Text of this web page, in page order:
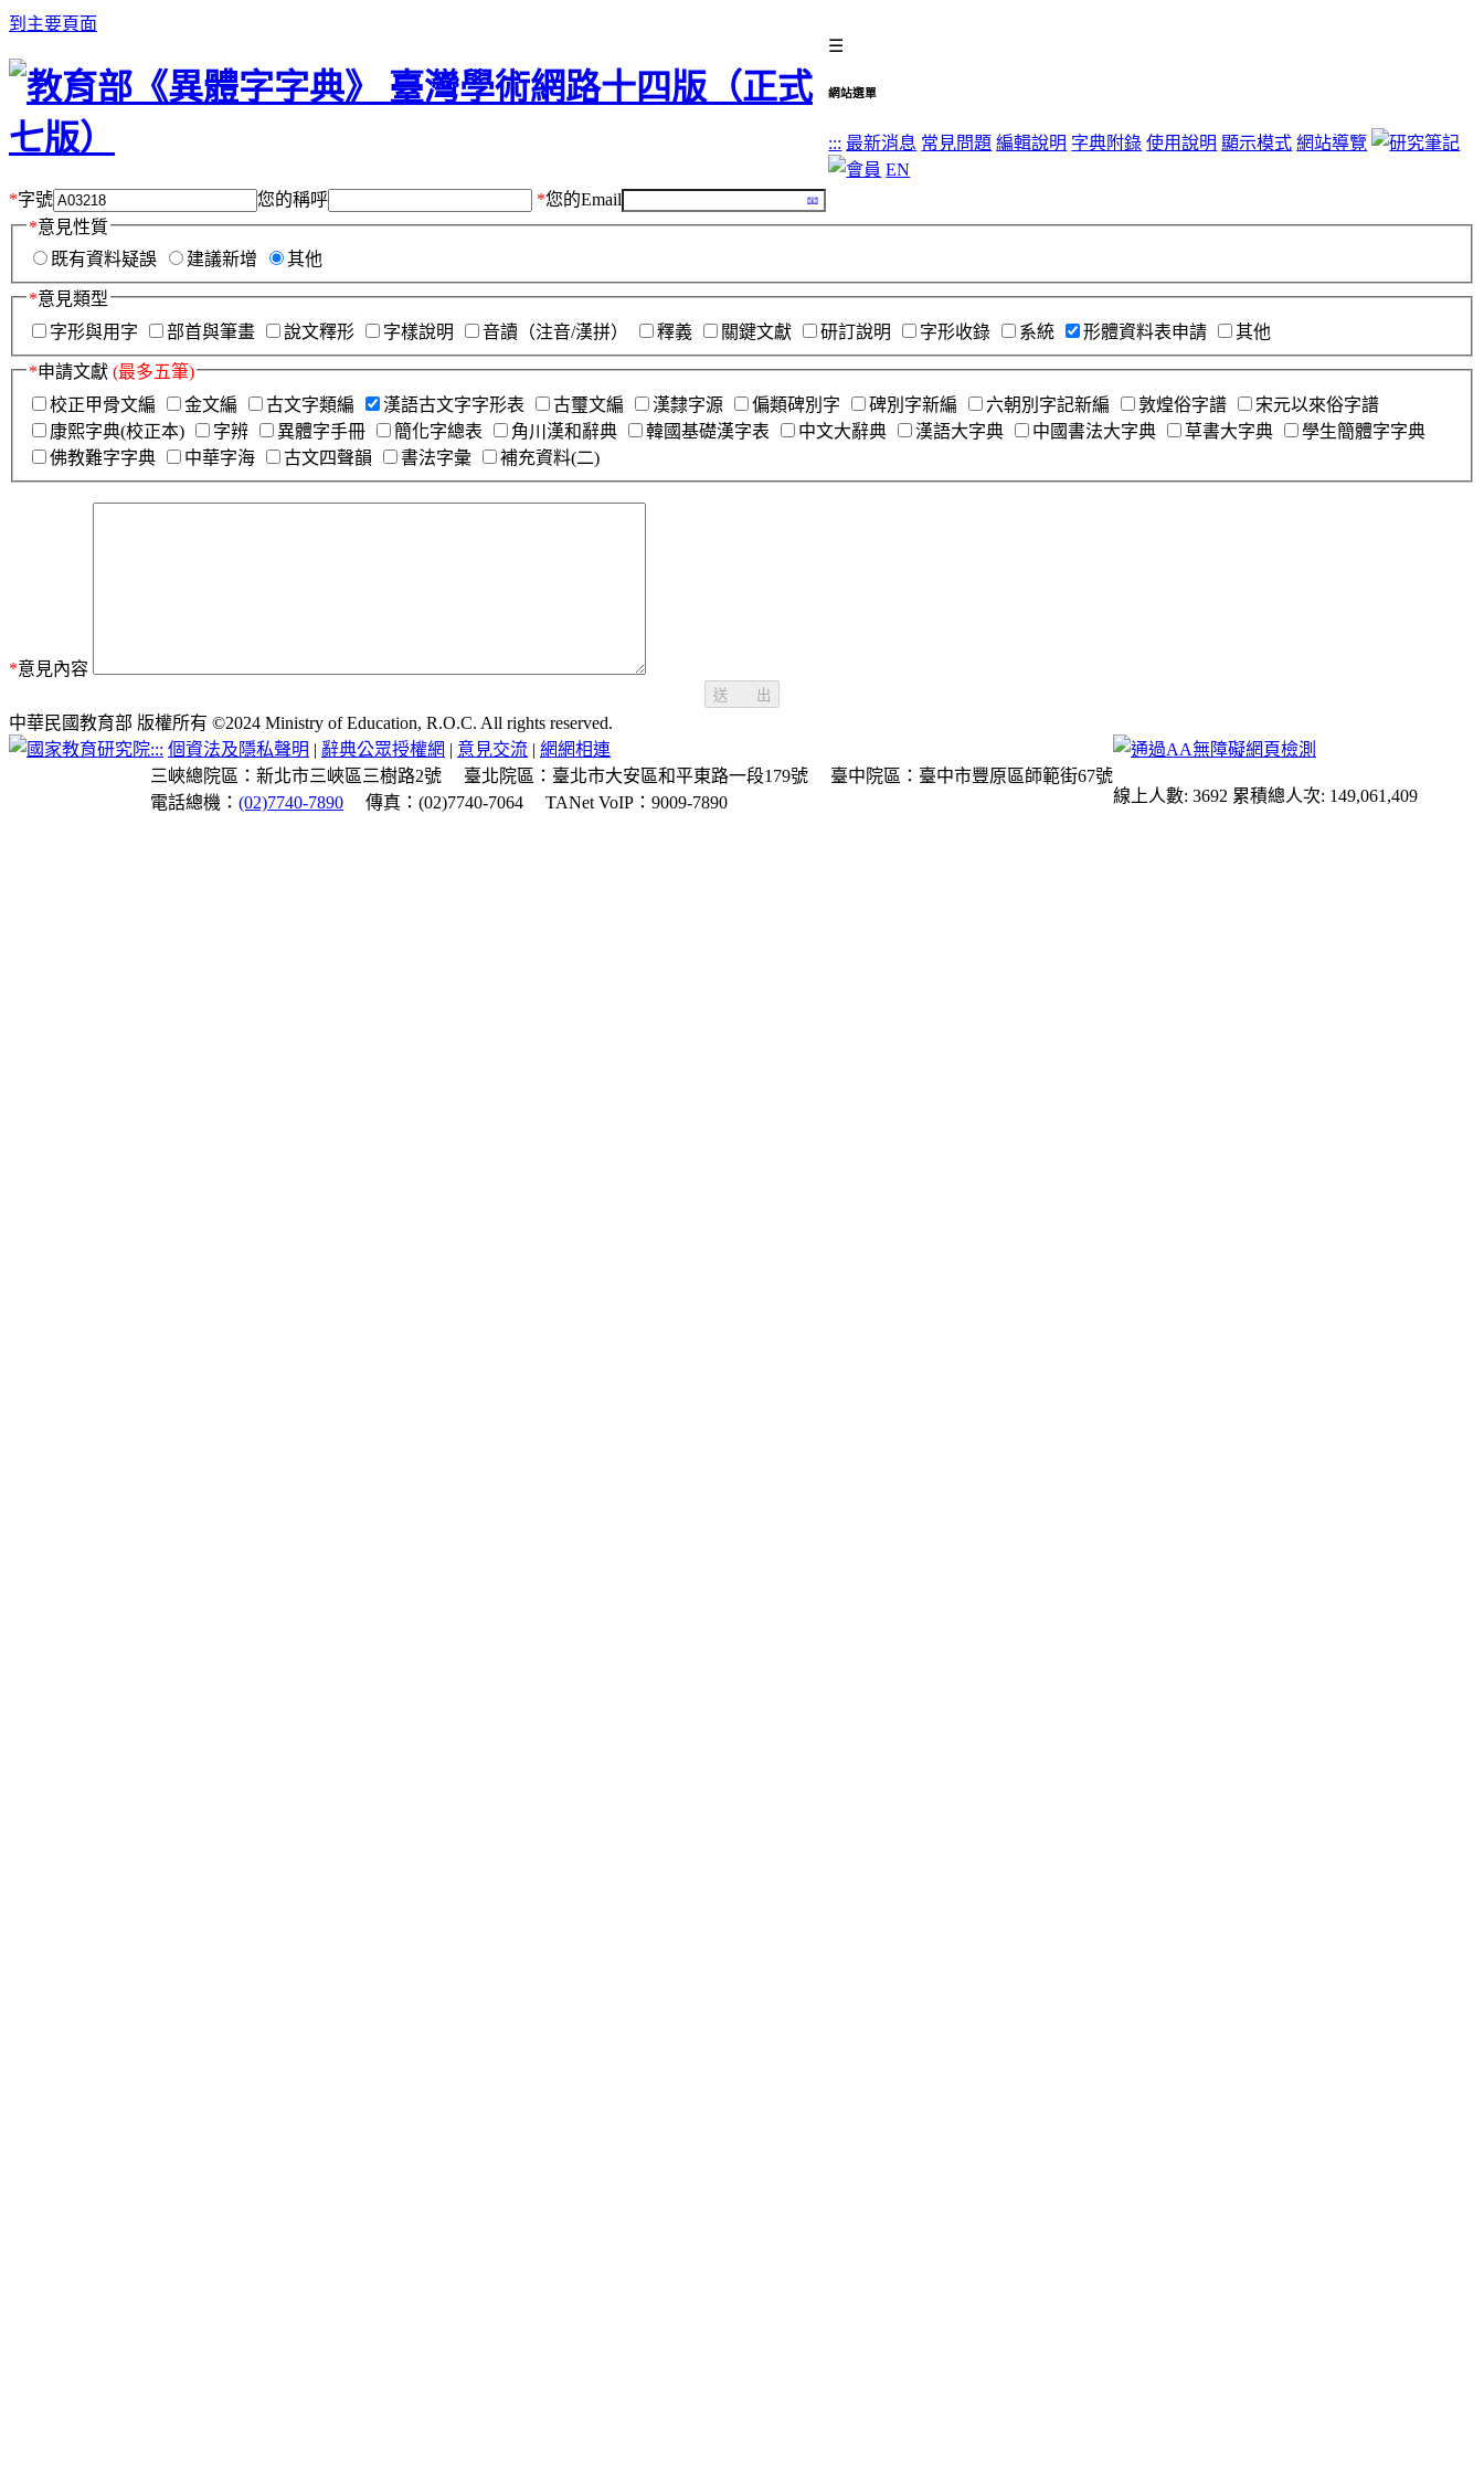
到主要頁面
☰
網站選單
::: 最新消息 常見問題 編輯說明 字典附錄 使用說明 顯示模式 網站導覽
EN
*字號 您的稱呼 *您的Email
*意見性質
既有資料疑誤
建議新增 其他
*意見類型
字形與用字
部首與筆畫 說文釋形 字樣說明 音讀（注音/漢拼） 釋義 關鍵文獻 研訂說明 字形收錄 系統 形體資料表申請 其他
*申請文獻 (最多五筆)
校正甲骨文編
金文編 古文字類編 漢語古文字字形表 古璽文編 漢隸字源 偏類碑別字 碑別字新編 六朝別字記新編 敦煌俗字譜
宋元以來俗字譜
康熙字典(校正本)
字辨 異體字手冊 簡化字總表 角川漢和辭典 韓國基礎漢字表 中文大辭典 漢語大字典 中國書法大字典 草書大字典
學生簡體字字典
佛教難字字典
中華字海 古文四聲韻 書法字彙 補充資料(二)
*意見內容
送 出
中華民國教育部 版權所有 ©2024 Ministry of Education, R.O.C. All rights reserved.
::: 個資法及隱私聲明 | 辭典公眾授權網 | 意見交流 | 網網相連
三峽總院區：新北市三峽區三樹路2號
臺北院區：臺北市大安區和平東路一段179號
臺中院區：臺中市豐原區師範街67號
電話總機： (02)7740-7890 傳真：(02)7740-7064 TANet VoIP：9009-7890 線上人數: 3692 累積總人次: 149,061,409